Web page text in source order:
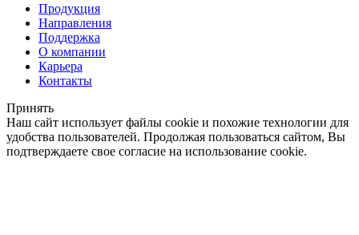
Продукция
Направления
Поддержка
О компании
Карьера
Контакты
Принять
Наш сайт использует файлы cookie и похожие технологии для
удобства пользователей. Продолжая пользоваться сайтом, Вы
подтверждаете свое согласие на использование cookie.